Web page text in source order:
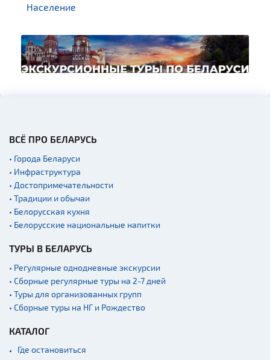
Население
ВСЁ ПРО БЕЛАРУСЬ
• Города Беларуси
• Инфраструктура
• Достопримечательности
• Традиции и обычаи
• Белорусская кухня
• Белорусские национальные напитки
ТУРЫ В БЕЛАРУСЬ
• Регулярные однодневные экскурсии
• Сборные регулярные туры на 2-7 дней
• Туры для организованных групп
• Сборные туры на НГ и Рождество
КАТАЛОГ
Где остановиться